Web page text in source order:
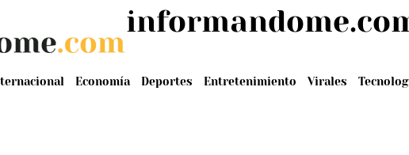
Economía Deportes Entretenimiento Virales